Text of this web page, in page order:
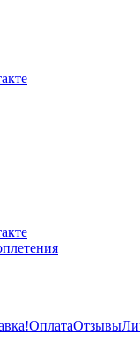
ОплатаОтзывы